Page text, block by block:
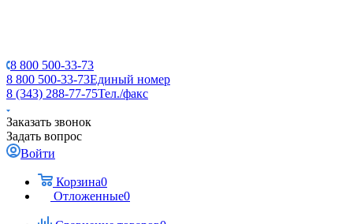
8 800 500-33-73
8 800 500-33-73Единый номер
8 (343) 288-77-75Тел./факс
Заказать звонок
Задать вопрос
Войти
Корзина0
Отложенные0